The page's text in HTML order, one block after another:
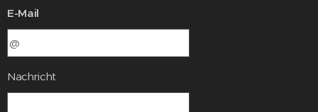
E-Mail
Nachricht